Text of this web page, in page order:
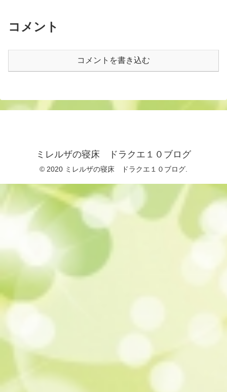
コメント
コメントを書き込む
ミレルザの寝床 ドラクエ１０ブログ
© 2020 ミレルザの寝床 ドラクエ１０ブログ.